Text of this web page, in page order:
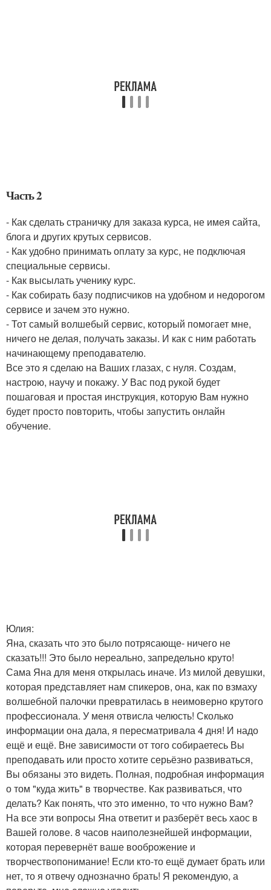
Часть 2
- Как сделать страничку для заказа курса, не имея сайта,
блога и других крутых сервисов.
- Как удобно принимать оплату за курс, не подключая
специальные сервисы.
- Как высылать ученику курс.
- Как собирать базу подписчиков на удобном и недорогом
сервисе и зачем это нужно.
- Тот самый волшебый сервис, который помогает мне,
ничего не делая, получать заказы. И как с ним работать
начинающему преподавателю.
Все это я сделаю на Ваших глазах, с нуля. Создам,
настрою, научу и покажу. У Вас под рукой будет
пошаговая и простая инструкция, которую Вам нужно
будет просто повторить, чтобы запустить онлайн
обучение.
Юлия:
Яна, сказать что это было потрясающе- ничего не
сказать!!! Это было нереально, запредельно круто!
Сама Яна для меня открылась иначе. Из милой девушки,
которая представляет нам спикеров, она, как по взмаху
волшебной палочки превратилась в неимоверно крутого
профессионала. У меня отвисла челюсть! Сколько
информации она дала, я пересматривала 4 дня! И надо
ещё и ещё. Вне зависимости от того собираетесь Вы
преподавать или просто хотите серьёзно развиваться,
Вы обязаны это видеть. Полная, подробная информация
о том "куда жить" в творчестве. Как развиваться, что
делать? Как понять, что это именно, то что нужно Вам?
На все эти вопросы Яна ответит и разберёт весь хаос в
Вашей голове. 8 часов наиполезнейшей информации,
которая перевернёт ваше вооброжение и
творчествопонимание! Если кто-то ещё думает брать или
нет, то я отвечу однозначно брать! Я рекомендую, а